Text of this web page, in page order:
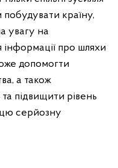
країну,
увагу на
про шляхи
допомогти
а також
підвищити рівень
серйозну